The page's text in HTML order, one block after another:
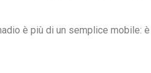
è più di un semplice mobile: